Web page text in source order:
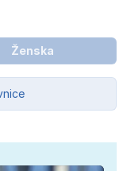
Ženska